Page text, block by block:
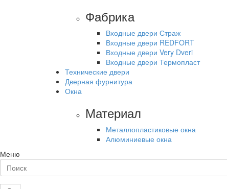
Фабрика
Входные двери Страж
Входные двери REDFORT
Входные двери Very Dveri
Входные двери Термопласт
Технические двери
Дверная фурнитура
Окна
Материал
Металлопластиковые окна
Алюминиевые окна
Меню